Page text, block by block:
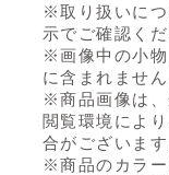
※取り扱いに
示でご確認くだ
※画像中の小
に含まれません
※商品画像は
閲覧環境によ
合がございます
※商品のカラ